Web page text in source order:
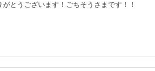
とうございます！ごちそうさまです！！